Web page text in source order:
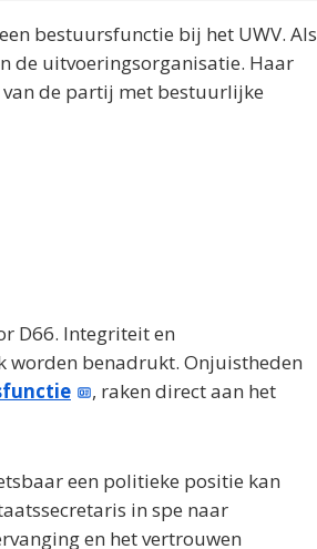
bestuursfunctie bij het UWV. Als
de uitvoeringsorganisatie. Haar
van de partij met bestuurlijke
D66. Integriteit en
benadrukt. Onjuistheden
, raken direct aan het
een politieke positie kan
in spe naar
en het vertrouwen